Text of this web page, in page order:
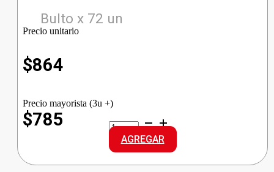
Bulto x 72 un
Precio unitario
$864
Precio mayorista (3u +)
$785
GIGANTE
JAB/PAN
BIO
cantidad
AGREGAR